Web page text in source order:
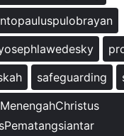
safeguarding